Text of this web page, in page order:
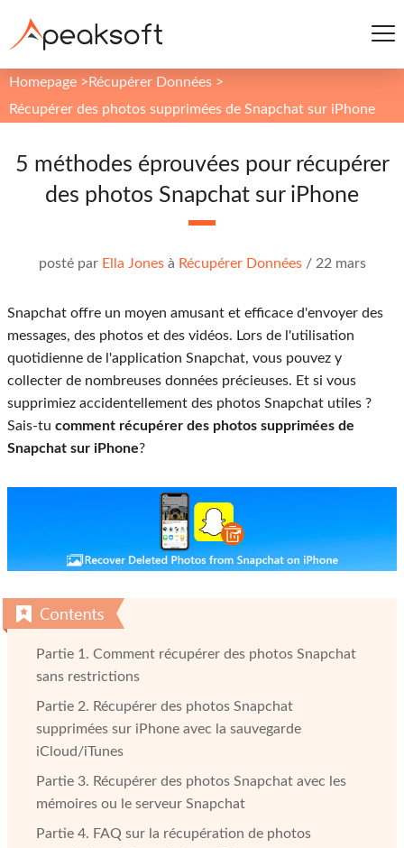
Homepage > Récupérer Données >
Récupérer des photos supprimées de Snapchat sur iPhone
5 méthodes éprouvées pour récupérer
des photos Snapchat sur iPhone
posté par Ella Jonesà Récupérer Données/ 22 mars
Snapchat offre un moyen amusant et efficace d'envoyer des
messages, des photos et des vidéos. Lors de l'utilisation
quotidienne de l'application Snapchat, vous pouvez y
collecter de nombreuses données précieuses. Et si vous
supprimiez accidentellement des photos Snapchat utiles ?
Sais-tu comment récupérer des photos supprimées de
Snapchat sur iPhone?
Partie 1. Comment récupérer des photos Snapchat
sans restrictions
Partie 2. Récupérer des photos Snapchat
supprimées sur iPhone avec la sauvegarde
iCloud/iTunes
Partie 3. Récupérer des photos Snapchat avec les
mémoires ou le serveur Snapchat
Partie 4. FAQ sur la récupération de photos